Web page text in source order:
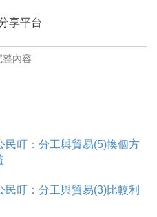
享平台
」致力於透過線上教學影片
教育階級再生產的循環，提
機會。「公民叮」是台語
能夠藉著有趣、貼近生活的
學的有效又開心！公民叮，
三上分工與貿易(4)利用比較
整內容
民叮：分工與貿易(5)換個方
民叮：分工與貿易(3)比較利